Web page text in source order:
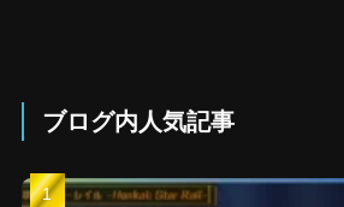
ブログ内人気記事